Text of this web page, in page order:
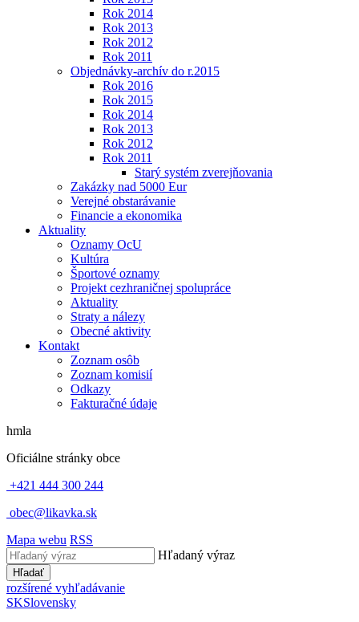
Rok 2014
Rok 2013
Rok 2012
Rok 2011
Objednávky-archív do r.2015
Rok 2016
Rok 2015
Rok 2014
Rok 2013
Rok 2012
Rok 2011
Starý systém zverejňovania
Zakázky nad 5000 Eur
Verejné obstarávanie
Financie a ekonomika
Aktuality
Oznamy OcU
Kultúra
Športové oznamy
Projekt cezhraničnej spolupráce
Aktuality
Straty a nálezy
Obecné aktivity
Kontakt
Zoznam osôb
Zoznam komisií
Odkazy
Fakturačné údaje
hmla
Oficiálne stránky obce
+421 444 300 244
obec@likavka.sk
Mapa webu RSS
Hľadaný výraz
Hľadať
rozšírené vyhľadávanie
SKSlovensky